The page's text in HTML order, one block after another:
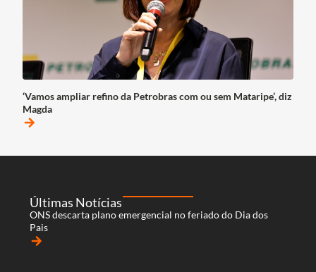
‘Vamos ampliar refino da Petrobras com ou sem Mataripe’, diz
Magda
arrow_forward
Últimas Notícias
ONS descarta plano emergencial no feriado do Dia dos
Pais
arrow_forward